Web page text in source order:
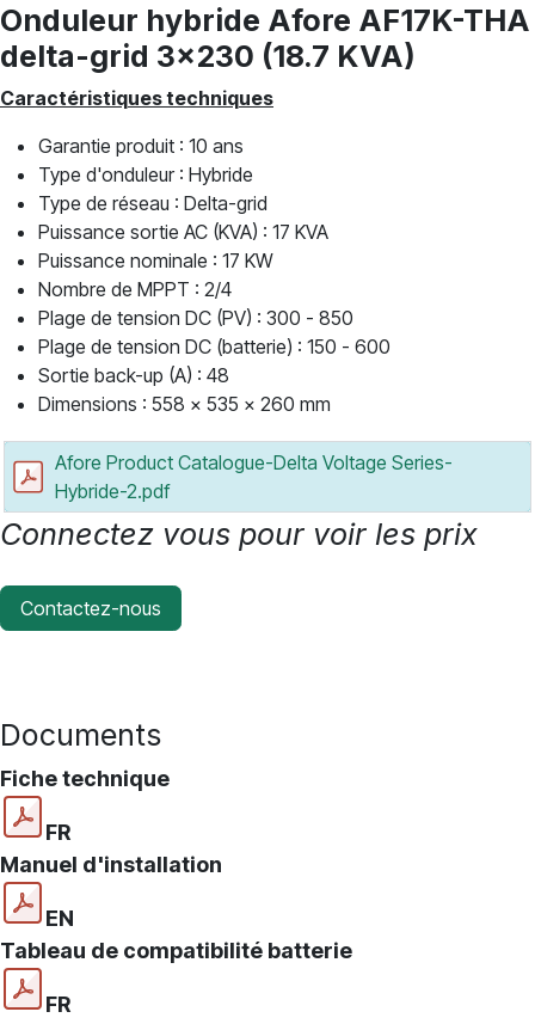
Onduleur hybride Afore AF17K-THA
delta-grid 3x230 (18.7 KVA)
Caractéristiques techniques
Garantie produit : 10 ans
Type d'onduleur : Hybride
Type de réseau : Delta-grid
Puissance sortie AC (KVA) : 17 KVA
Puissance nominale : 17 KW
Nombre de MPPT : 2/4
Plage de tension DC (PV) : 300 - 850
Plage de tension DC (batterie) : 150 - 600
Sortie back-up (A) : 48
Dimensions : 558 x 535 x 260 mm
Afore Product Catalogue-Delta Voltage Series-
Hybride-2.pdf
Connectez vous pour voir les prix
Contactez-nous
Documents
Fiche technique
FR
Manuel d'installation
EN
Tableau de compatibilité batterie
FR